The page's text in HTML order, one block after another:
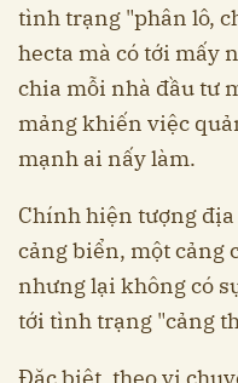
tình trạng "phân lô,
hecta mà có tới mấy
chia mỗi nhà đầu tư
mảng khiến việc
mạnh ai nấy làm.
Chính hiện tượng
cảng biển, một cảng
nhưng lại không có
tới tình trạng "cảng
Đặc biệt, theo vị